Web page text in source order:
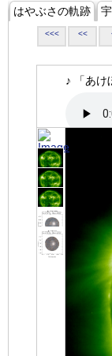
はやぶさの軌跡
<<< <<
♪ 「あけ